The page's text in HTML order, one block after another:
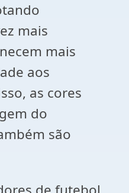
mais
mais
aos
as cores
do
são